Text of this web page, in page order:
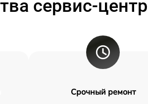
сервис-
Срочный ремонт